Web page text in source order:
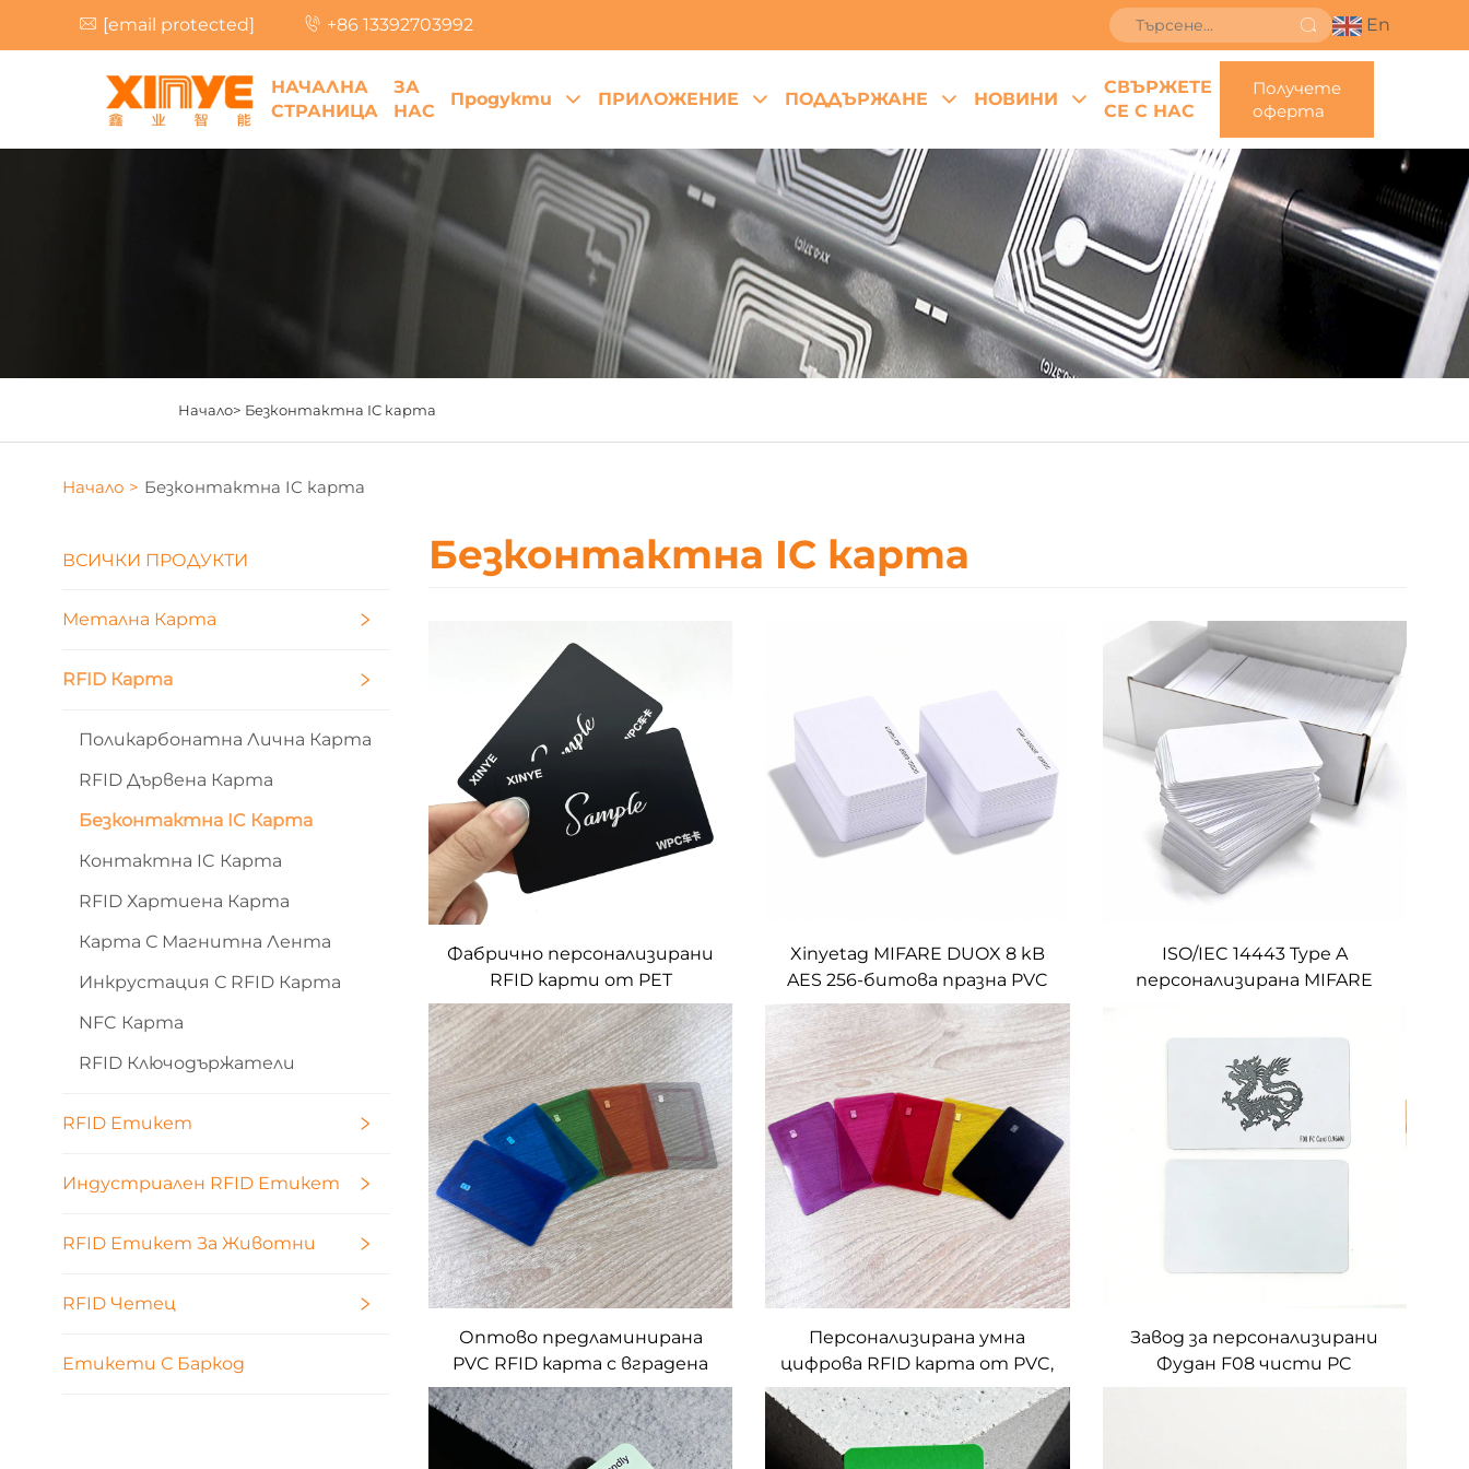
[email protected] +86 13392703992 En
НАЧАЛНА
СТРАНИЦА
ЗА
НАС
Продукти ПРИЛОЖЕНИЕ ПОДДЪРЖАНЕ НОВИНИ
СВЪРЖЕТЕ
СЕ С НАС
Получете
оферта
Начало> Безконтактна IC карта
Начало > Безконтактна IC карта
ВСИЧКИ ПРОДУКТИ
Метална Карта
RFID Карта
Поликарбонатна Лична Карта
RFID Дървена Карта
Безконтактна IC Карта
Контактна IC Карта
RFID Хартиена Карта
Карта С Магнитна Лента
Инкрустация С RFID Карта
NFC Карта
RFID Ключодържатели
RFID Етикет
Индустриален RFID Етикет
RFID Етикет За Животни
RFID Четец
Етикети С Баркод
Безконтактна IC карта
Фабрично персонализирани
RFID карти от PET
материал, MIFARE DUOX, 4
kB, AES-128, за зарядни
станции за електромобили
(EV)
Xinyetag MIFARE DUOX 8 kB
AES 256-битова празна PVC
RFID карта за влизане на
превозни средства
ISO/IEC 14443 Type A
персонализирана MIFARE
достъпа
Оптово предламинирана
PVC RFID карта с вградена
антена, прозрачни карти за
контрол на достъпа от PVC,
интелигентни NFC карти
Персонализирана умна
цифрова RFID карта от PVC,
13,56 MHz, черна и прозрачна,
за бизнес цели
Завод за персонализирани
Фудан F08 чисти PC